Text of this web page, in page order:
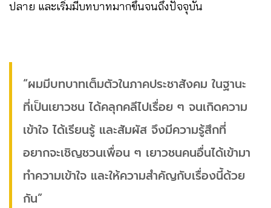
ปลาย และเริ่มมีบทบาทมากขึ้นจนถึงปัจจุบัน
“ผมมีบทบาทเต็มตัวในภาคประชาสังคม ในฐานะ
ที่เป็นเยาวชน ได้คลุกคลีไปเรื่อย ๆ จนเกิดความ
เข้าใจ ได้เรียนรู้ และสัมผัส จึงมีความรู้สึกที่
อยากจะเชิญชวนเพื่อน ๆ เยาวชนคนอื่นได้เข้ามา
ทำความเข้าใจ และให้ความสำคัญกับเรื่องนี้ด้วย
กัน”